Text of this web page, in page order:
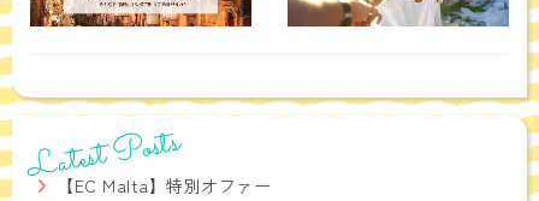
せん。
する業者に対して開示する場合
個人情報の安全対策
当社は、個人情報の正確性及び安全性確保のために、セキュリティ
Latest Posts
【EC Malta】特別オファー